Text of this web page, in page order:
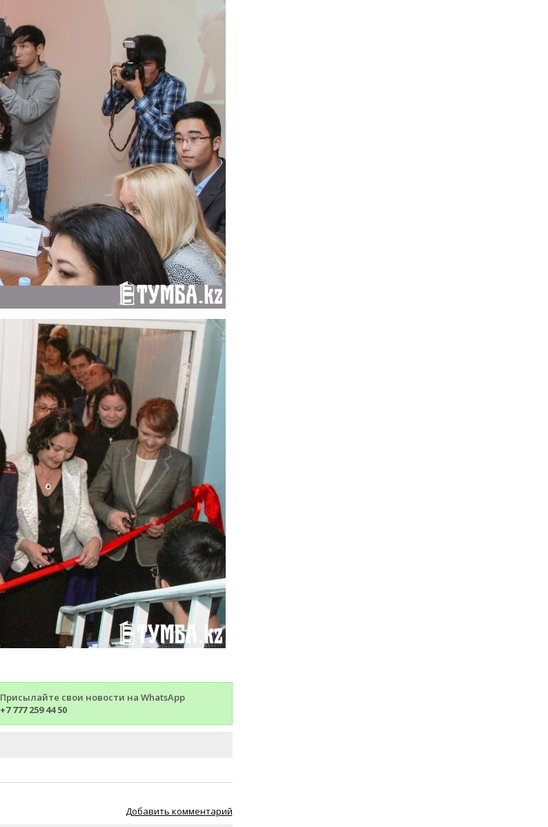
Присылайте свои новости на WhatsApp
+7 777 259 44 50
Добавить комментарий